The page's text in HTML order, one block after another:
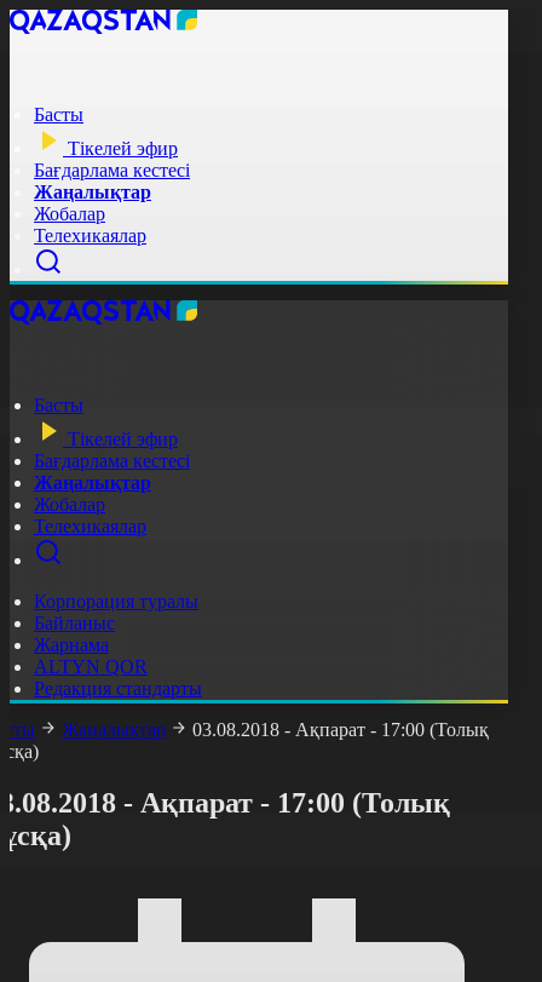
Басты
Тікелей эфир
Бағдарлама кестесі
Жаңалықтар
Жобалар
Телехикаялар
Басты
Тікелей эфир
Бағдарлама кестесі
Жаңалықтар
Жобалар
Телехикаялар
Корпорация туралы
Байланыс
Жарнама
ALTYN QOR
Редакция стандарты
Жаңалықтар
03.08.2018 - Ақпарат - 17:00 (Толық
- Ақпарат - 17:00 (Толық